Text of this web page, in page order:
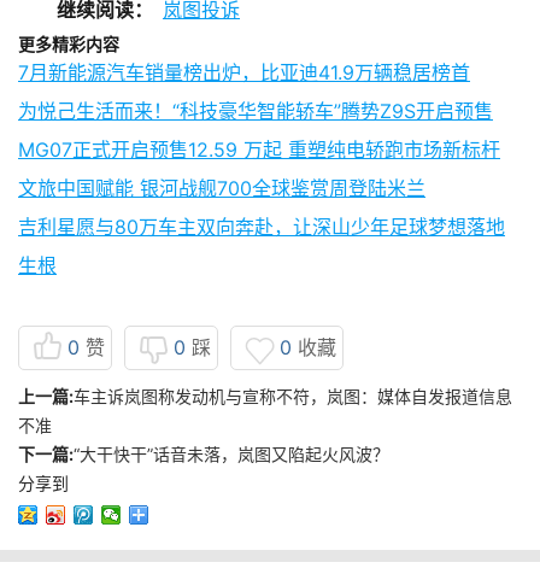
继续阅读：
岚图投诉
更多精彩内容
7月新能源汽车销量榜出炉，比亚迪41.9万辆稳居榜首
为悦己生活而来！“科技豪华智能轿车”腾势Z9S开启预售
MG07正式开启预售12.59 万起 重塑纯电轿跑市场新标杆
文旅中国赋能 银河战舰700全球鉴赏周登陆米兰
吉利星愿与80万车主双向奔赴，让深山少年足球梦想落地
生根
0 赞 0 踩 0 收藏
上一篇:车主诉岚图称发动机与宣称不符，岚图：媒体自发报道信息
不准
下一篇:“大干快干”话音未落，岚图又陷起火风波？
分享到